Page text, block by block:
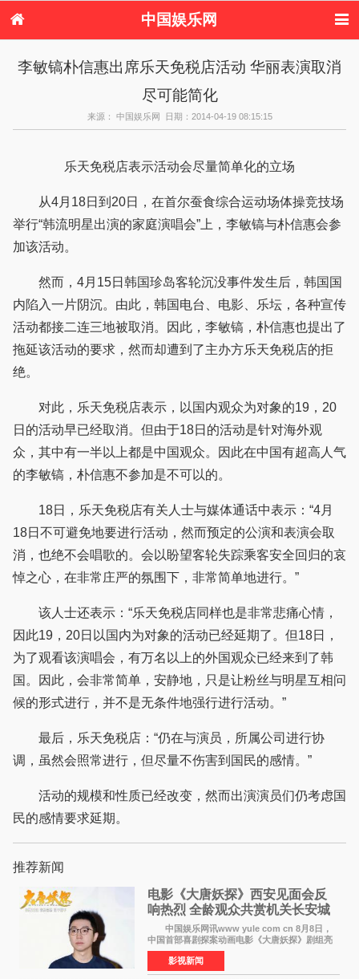
中国娱乐网
港台娱乐
日本娱乐 韩国娱乐
欧美娱乐
音乐新闻 影视新闻
港台明星八卦
日本韩国明星
欧美明星八卦
李敏镐朴信惠出席乐天免税店活动 华丽表演取消
尽可能简化
来源： 中国娱乐网 日期：2014-04-19 08:15:15
乐天免税店表示活动会尽量简单化的立场
从4月18日到20日，在首尔蚕食综合运动场体操竞技场
举行“韩流明星出演的家庭演唱会”上，李敏镐与朴信惠会参
加该活动。
然而，4月15日韩国珍岛客轮沉没事件发生后，韩国国
内陷入一片阴沉。由此，韩国电台、电影、乐坛，各种宣传
活动都接二连三地被取消。因此，李敏镐，朴信惠也提出了
拖延该活动的要求，然而却遭到了主办方乐天免税店的拒
绝。
对此，乐天免税店表示，以国内观众为对象的19，20
日的活动早已经取消。但由于18日的活动是针对海外观
众，其中有一半以上都是中国观众。因此在中国有超高人气
的李敏镐，朴信惠不参加是不可以的。
18日，乐天免税店有关人士与媒体通话中表示：“4月
18日不可避免地要进行活动，然而预定的公演和表演会取
消，也绝不会唱歌的。会以盼望客轮失踪乘客安全回归的哀
悼之心，在非常庄严的氛围下，非常简单地进行。”
该人士还表示：“乐天免税店同样也是非常悲痛心情，
因此19，20日以国内为对象的活动已经延期了。但18日，
为了观看该演唱会，有万名以上的外国观众已经来到了韩
国。因此，会非常简单，安静地，只是让粉丝与明星互相问
候的形式进行，并不是无条件地强行进行活动。”
最后，乐天免税店：“仍在与演员，所属公司进行协
调，虽然会照常进行，但尽量不伤害到国民的感情。”
活动的规模和性质已经改变，然而出演演员们仍考虑国
民的感情要求延期。
推荐新闻
电影《大唐妖探》西安见面会反
响热烈 全龄观众共赏机关长安城
中国娱乐网讯www yule com cn 8月8日，
中国首部喜剧探案动画电影《大唐妖探》剧组亮
相西安，举办线下见面会活动。导演程腾、联合
导演黄珉、总制片人曹紫建、制片人李莹莹、领
衔声音出演雷淞然
影视新闻